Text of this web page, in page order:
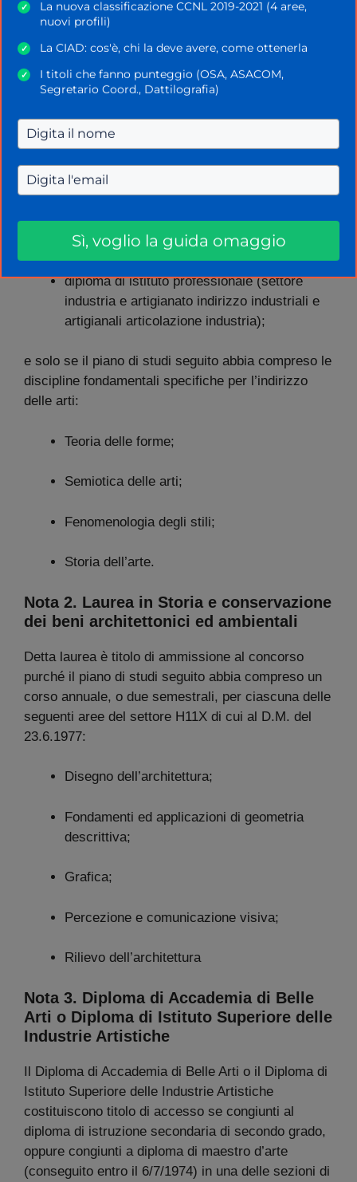
diploma di liceo artistico (tutti gli indirizzi);
diploma di maturità professionale per tecnico
della grafica e della pubblicità;
diploma di istituto professionale (settore
artigianali articolazione industria);
diploma di maturità professionale per tecnico
della cinematografia e della televisione;
diploma di istituto professionale (settore
industria e artigianato indirizzo industriali e
artigianali articolazione industria);
e solo se il piano di studi seguito abbia compreso le
discipline fondamentali specifiche per l’indirizzo
delle arti:
Teoria delle forme;
Semiotica delle arti;
Fenomenologia degli stili;
Storia dell’arte.
Nota 2. Laurea in Storia e conservazione
dei beni architettonici ed ambientali
Detta laurea è titolo di ammissione al concorso
purché il piano di studi seguito abbia compreso un
corso annuale, o due semestrali, per ciascuna delle
seguenti aree del settore H11X di cui al D.M. del
23.6.1977:
Disegno dell’architettura;
Fondamenti ed applicazioni di geometria
descrittiva;
Grafica;
Percezione e comunicazione visiva;
Rilievo dell’architettura
Nota 3. Diploma di Accademia di Belle
Arti o Diploma di Istituto Superiore delle
Industrie Artistiche
Il Diploma di Accademia di Belle Arti o il Diploma di
Istituto Superiore delle Industrie Artistiche
costituiscono titolo di accesso se congiunti al
diploma di istruzione secondaria di secondo grado,
oppure congiunti a diploma di maestro d’arte
(conseguito entro il 6/7/1974) in una delle sezioni di
✓
La nuova classificazione CCNL 2019-2021 (4 aree,
nuovi profili)
✓ La CIAD: cos'è, chi la deve avere, come ottenerla
✓
I titoli che fanno punteggio (OSA, ASACOM,
Segretario Coord., Dattilografia)
Sì, voglio la guida omaggio